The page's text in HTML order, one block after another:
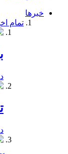
خبرها
تمام